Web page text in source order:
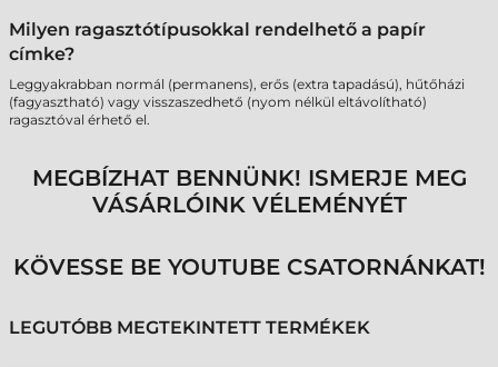
Milyen ragasztótípusokkal rendelhető a papír
címke?
Leggyakrabban normál (permanens), erős (extra tapadású), hűtőházi
(fagyasztható) vagy visszaszedhető (nyom nélkül eltávolítható)
ragasztóval érhető el.
MEGBÍZHAT BENNÜNK! ISMERJE MEG
VÁSÁRLÓINK VÉLEMÉNYÉT
KÖVESSE BE YOUTUBE CSATORNÁNKAT!
LEGUTÓBB MEGTEKINTETT TERMÉKEK